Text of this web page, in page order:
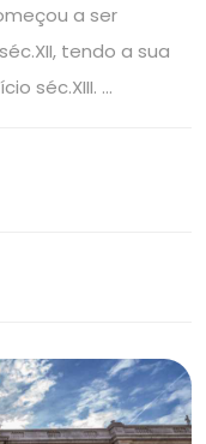
a ser
tendo a sua
séc.XIII. …